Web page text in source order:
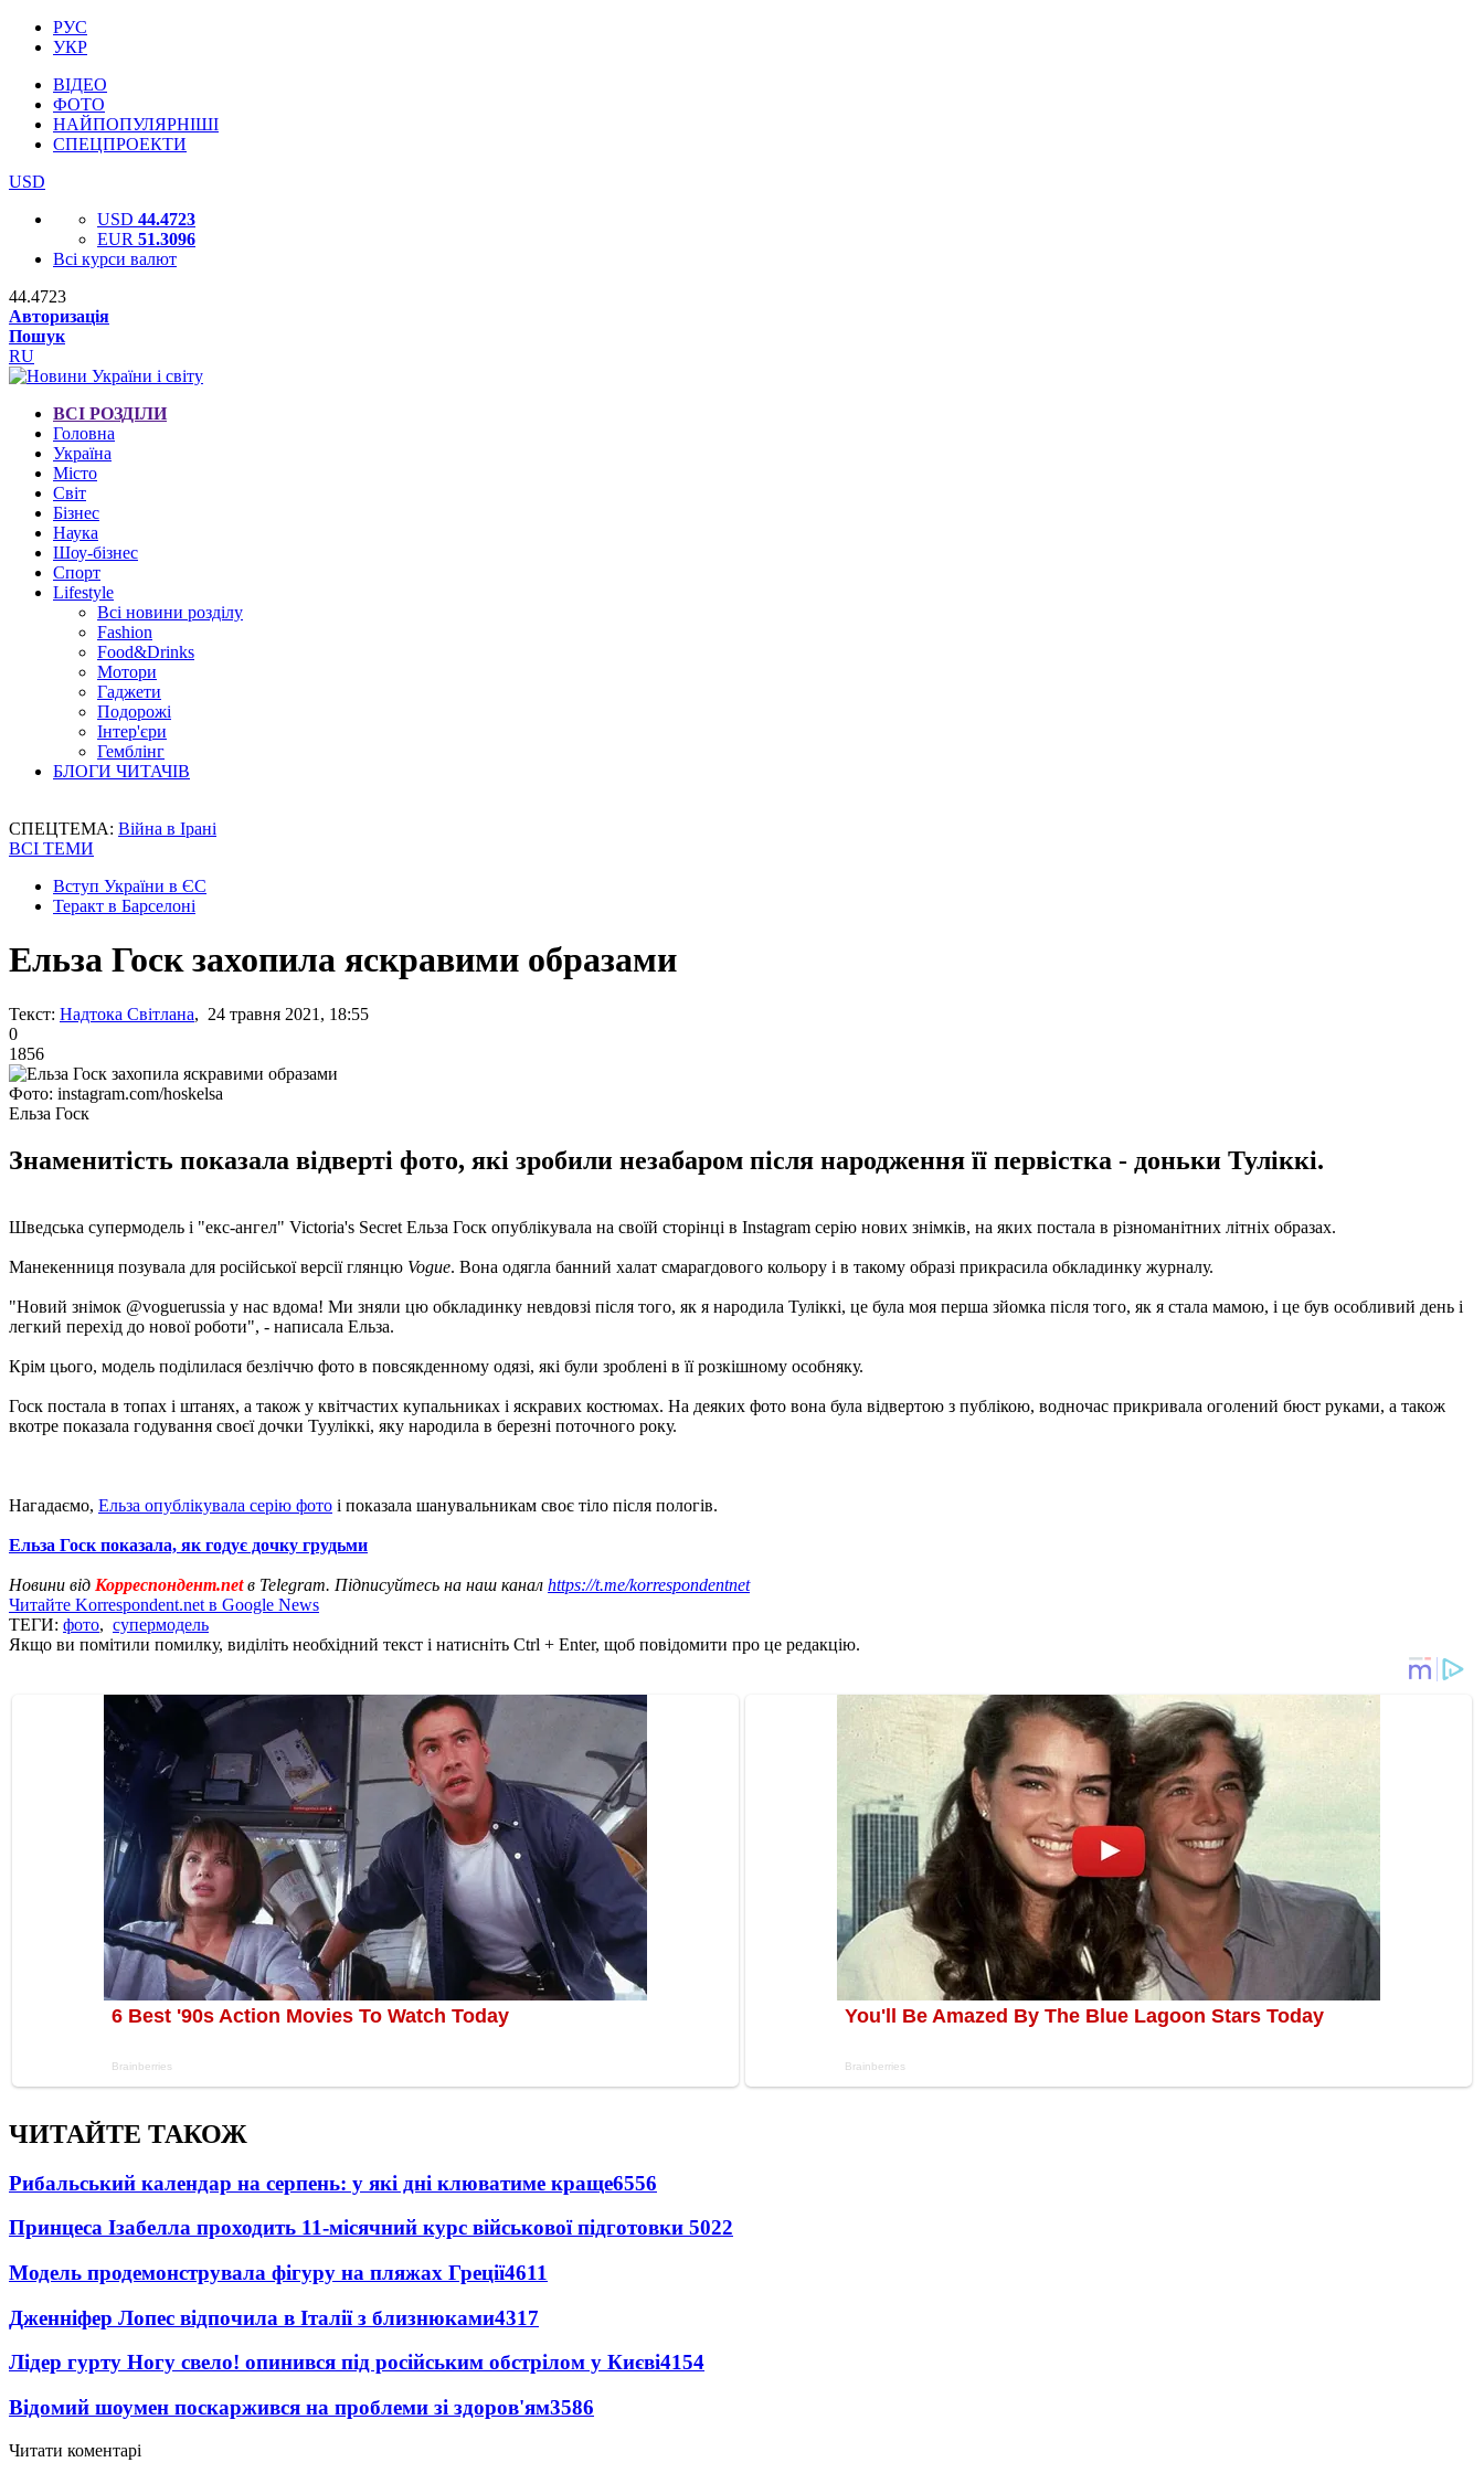
РУС
УКР
ВІДЕО
ФОТО
НАЙПОПУЛЯРНІШІ
СПЕЦПРОЕКТИ
USD
USD 44.4723
EUR 51.3096
Всі курси валют
44.4723
Авторизація
Пошук
RU
ВСІ РОЗДІЛИ
Головна
Україна
Місто
Світ
Бізнес
Наука
Шоу-бізнес
Спорт
Lifestyle
Всі новини розділу
Fashion
Food&Drinks
Мотори
Гаджети
Подорожі
Інтер'єри
Гемблінг
БЛОГИ ЧИТАЧІВ
СПЕЦТЕМА: Війна в Ірані
ВСІ ТЕМИ
Вступ України в ЄС
Теракт в Барселоні
Ельза Госк захопила яскравими образами
Текст: Надтока Світлана, 24 травня 2021, 18:55
0
1856
Фото: instagram.com/hoskelsa
Ельза Госк
Знаменитість показала відверті фото, які зробили незабаром після народження її первістка - доньки Туліккі.
Шведська супермодель і "екс-ангел" Victoria's Secret Ельза Госк опублікувала на своїй сторінці в Instagram серію нових знімків, на яких постала в різноманітних літніх образах.
Манекенниця позувала для російської версії глянцю Vogue. Вона одягла банний халат смарагдового кольору і в такому образі прикрасила обкладинку журналу.
"Новий знімок @voguerussia у нас вдома! Ми зняли цю обкладинку невдовзі після того, як я народила Туліккі, це була моя перша зйомка після того, як я стала мамою, і це був особливий день і
легкий перехід до нової роботи", - написала Ельза.
Крім цього, модель поділилася безліччю фото в повсякденному одязі, які були зроблені в її розкішному особняку.
Госк постала в топах і штанях, а також у квітчастих купальниках і яскравих костюмах. На деяких фото вона була відвертою з публікою, водночас прикривала оголений бюст руками, а також
вкотре показала годування своєї дочки Тууліккі, яку народила в березні поточного року.
Нагадаємо, Ельза опублікувала серію фото і показала шанувальникам своє тіло після пологів.
Ельза Госк показала, як годує дочку грудьми
Новини від Корреспондент.netв Telegram. Підписуйтесь на наш канал https://t.me/korrespondentnet
Читайте Korrespondent.net в Google News
ТЕГИ: фото, супермодель
Якщо ви помітили помилку, виділіть необхідний текст і натисніть Ctrl + Enter, щоб повідомити про це редакцію.
ЧИТАЙТЕ ТАКОЖ
Рибальський календар на серпень: у які дні клюватиме краще6556
Принцеса Ізабелла проходить 11-місячний курс військової підготовки 5022
Модель продемонструвала фігуру на пляжах Греції4611
Дженніфер Лопес відпочила в Італії з близнюками4317
Лідер гурту Ногу свело! опинився під російським обстрілом у Києві4154
Відомий шоумен поскаржився на проблеми зі здоров'ям3586
Читати коментарі